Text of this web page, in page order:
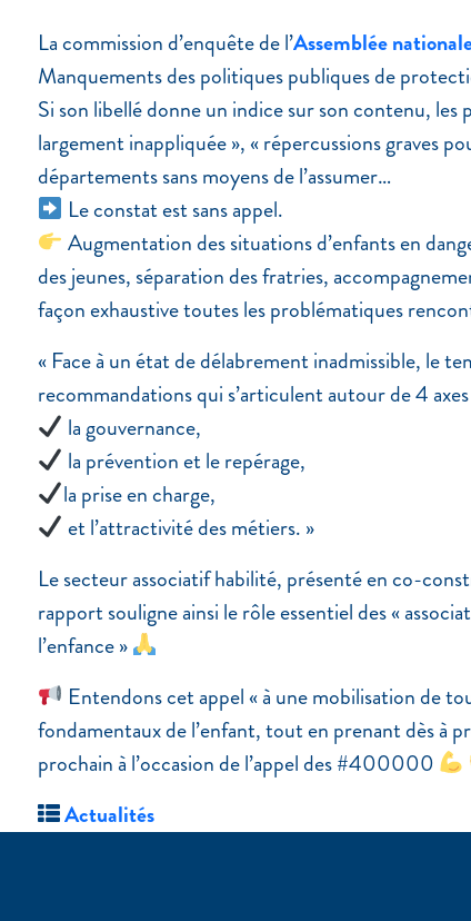
La commission d’enquête de l’Assemblée
Manquements des politiques publiques de
Si son libellé donne un indice sur son contenu, les
largement inappliquée », « répercussions graves
départements sans moyens de l’assumer…
Le constat est sans appel.
Augmentation des situations d’enfants en
des jeunes, séparation des fratries,
façon exhaustive toutes les problématiques
« Face à un état de délabrement inadmissible, le
recommandations qui s’articulent autour de 4
la gouvernance,
la prévention et le repérage,
la prise en charge,
et l’attractivité des métiers. »
Le secteur associatif habilité, présenté en co-
rapport souligne ainsi le rôle essentiel des «
l’enfance »
Entendons cet appel « à une mobilisation de
fondamentaux de l’enfant, tout en prenant dès à
prochain à l’occasion de l’appel des #400000
Actualités